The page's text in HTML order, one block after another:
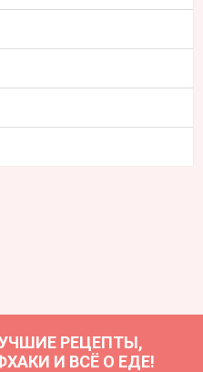
РЕЦЕПТЫ,
И ВСЁ О ЕДЕ!